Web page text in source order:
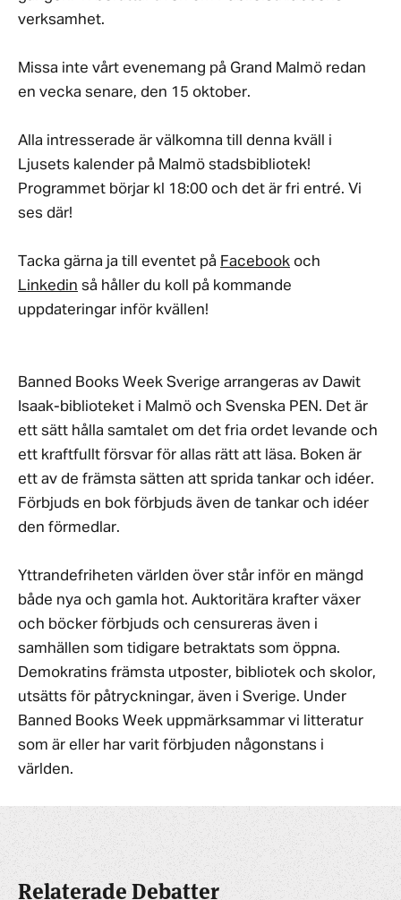
verksamhet.
Missa inte vårt evenemang på Grand Malmö redan
en vecka senare, den 15 oktober.
Alla intresserade är välkomna till denna kväll i
Ljusets kalender på Malmö stadsbibliotek!
Programmet börjar kl 18:00 och det är fri entré. Vi
ses där!
Tacka gärna ja till eventet på Facebook och
Linkedin så håller du koll på kommande
uppdateringar inför kvällen!
Banned Books Week Sverige arrangeras av Dawit
Isaak-biblioteket i Malmö och Svenska PEN. Det är
ett sätt hålla samtalet om det fria ordet levande och
ett kraftfullt försvar för allas rätt att läsa. Boken är
ett av de främsta sätten att sprida tankar och idéer.
Förbjuds en bok förbjuds även de tankar och idéer
den förmedlar.
Yttrandefriheten världen över står inför en mängd
både nya och gamla hot. Auktoritära krafter växer
och böcker förbjuds och censureras även i
samhällen som tidigare betraktats som öppna.
Demokratins främsta utposter, bibliotek och skolor,
utsätts för påtryckningar, även i Sverige. Under
Banned Books Week uppmärksammar vi litteratur
som är eller har varit förbjuden någonstans i
världen.
Relaterade Debatter